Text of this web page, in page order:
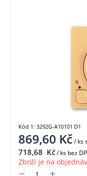
869,60 Kč/ ks
718,68 Kč/ ks bez
Zboží je na
Kód 1: 3292G-A10101 D1